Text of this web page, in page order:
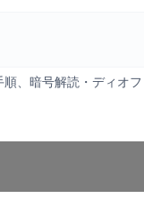
、暗号解読・ディオフ